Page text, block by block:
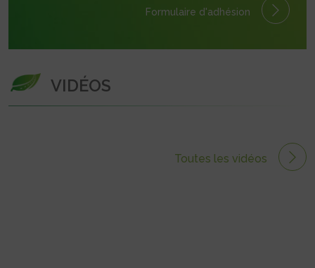
Formulaire d'adhésion
VIDÉOS
Toutes les vidéos